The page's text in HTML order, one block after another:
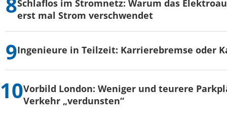
Schlaflos im Stromnetz: Warum das
erst mal Strom verschwendet
Ingenieure in Teilzeit: Karrierebremse oder
Vorbild London: Weniger und teurere
Verkehr „verdunsten“